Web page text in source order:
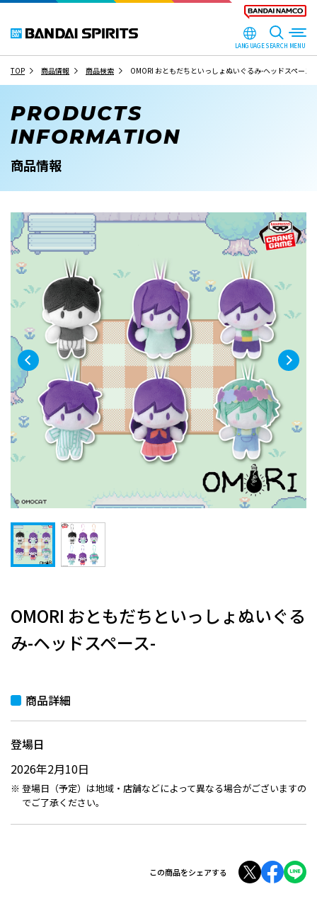
LANGUAGESEARCH
TOP 商品情報 商品検索 OMORI おともだちといっしょぬいぐるみ-ヘッドスペース-
PRODUCTS
INFORMATION
商品情報
OMORI おともだちといっしょぬいぐる
み-ヘッドスペース-
商品詳細
登場日
2026年2月10日
登場日（予定）は地域・店舗などによって異なる場合がございますの
でご了承ください。
この商品をシェアする